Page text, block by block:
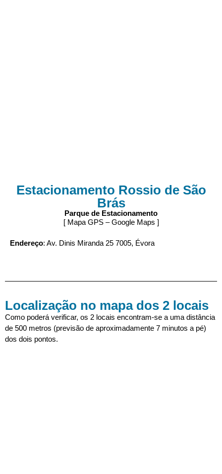
Estacionamento Rossio de São
Brás
Parque de Estacionamento
[ Mapa GPS – Google Maps ]
Endereço: Av. Dinis Miranda 25 7005, Évora
Localização no mapa dos 2 locais
Como poderá verificar, os 2 locais encontram-se a uma distância
de 500 metros (previsão de aproximadamente 7 minutos a pé)
dos dois pontos.